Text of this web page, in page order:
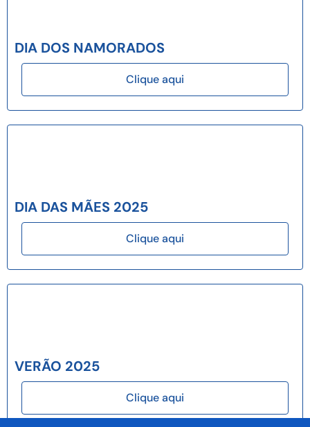
DIA DOS NAMORADOS
Clique aqui
DIA DAS MÃES 2025
Clique aqui
VERÃO 2025
Clique aqui